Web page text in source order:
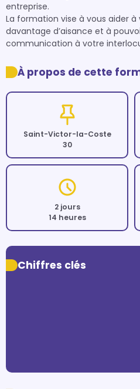
entreprise.
La formation vise à vous aider
davantage d’aisance et à
communication à votre
À propos de cette
Saint-Victor-la-Coste
30
2 jours
14 heures
Chiffres clés